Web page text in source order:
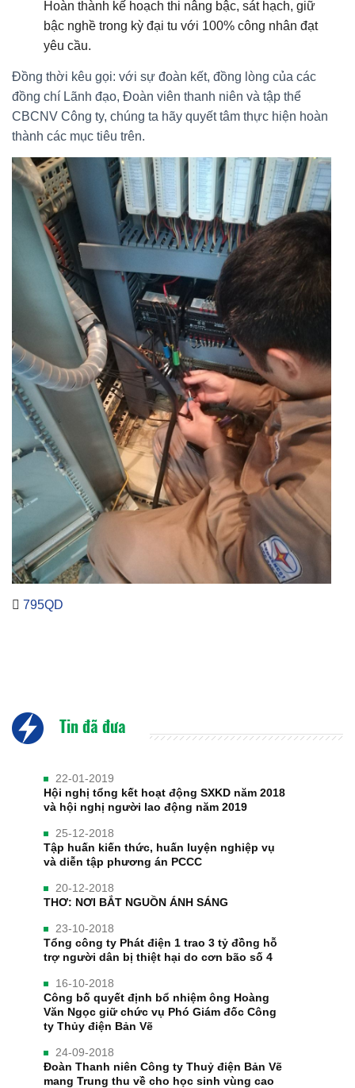
Hoàn thành kế hoạch thi nâng bậc, sát hạch, giữ
bậc nghề trong kỳ đại tu với 100% công nhân đạt
yêu cầu.
Đồng thời kêu gọi: với sự đoàn kết, đồng lòng của các
đồng chí Lãnh đạo, Đoàn viên thanh niên và tập thể
CBCNV Công ty, chúng ta hãy quyết tâm thực hiện hoàn
thành các mục tiêu trên.
795QD
Tin đã đưa
22-01-2019
Hội nghị tổng kết hoạt động SXKD năm 2018
và hội nghị người lao động năm 2019
25-12-2018
Tập huấn kiến thức, huấn luyện nghiệp vụ
và diễn tập phương án PCCC
20-12-2018
THƠ: NƠI BẮT NGUỒN ÁNH SÁNG
23-10-2018
Tổng công ty Phát điện 1 trao 3 tỷ đồng hỗ
trợ người dân bị thiệt hại do cơn bão số 4
16-10-2018
Công bố quyết định bổ nhiệm ông Hoàng
Văn Ngọc giữ chức vụ Phó Giám đốc Công
ty Thủy điện Bản Vẽ
24-09-2018
Đoàn Thanh niên Công ty Thuỷ điện Bản Vẽ
mang Trung thu về cho học sinh vùng cao